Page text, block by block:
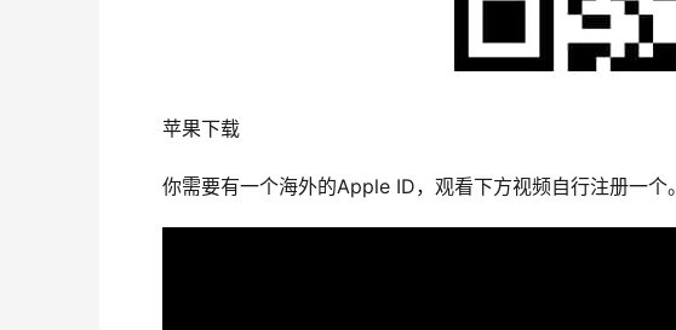
苹果下载
你需要有一个海外的Apple ID，观看下方视频自行注册一个。